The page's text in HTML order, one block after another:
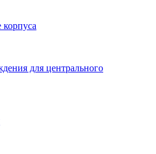
для центрального